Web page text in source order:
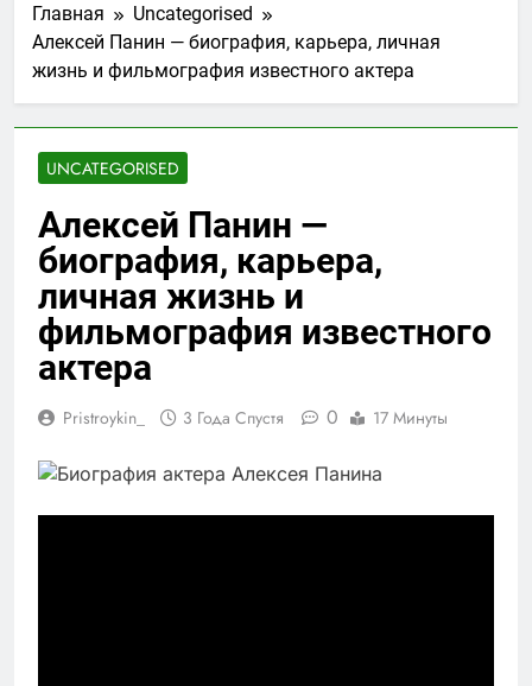
Главная
Uncategorised
Алексей Панин — биография, карьера, личная
жизнь и фильмография известного актера
UNCATEGORISED
Алексей Панин —
биография, карьера,
личная жизнь и
фильмография известного
актера
Pristroykin_ 3 Года Спустя 0 17 Минуты